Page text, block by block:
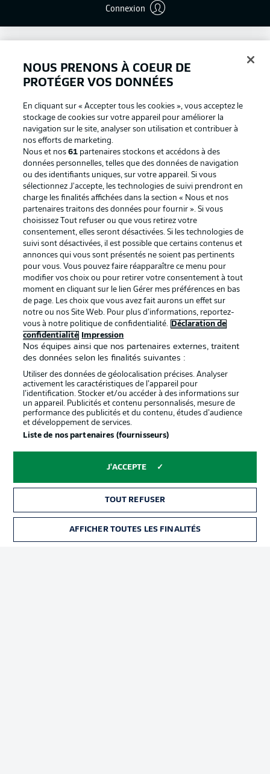
Connexion
Football as it's meant to be
BUNDESLIGA APP
Proposé par
services
Mentions Légales Gérer mes préférences
Diffuseurs
Travaux Contact
NOUS PRENONS À COEUR DE
PROTÉGER VOS DONNÉES
En cliquant sur « Accepter tous les cookies », vous acceptez le
stockage de cookies sur votre appareil pour améliorer la
navigation sur le site, analyser son utilisation et contribuer à
nos efforts de marketing.
Nous et nos61 partenaires stockons et accédons à des
données personnelles, telles que des données de navigation
ou des identifiants uniques, sur votre appareil. Si vous
sélectionnez J'accepte, les technologies de suivi prendront en
charge les finalités affichées dans la section « Nous et nos
partenaires traitons des données pour fournir ». Si vous
choisissez Tout refuser ou que vous retirez votre
consentement, elles seront désactivées. Si les technologies de
suivi sont désactivées, il est possible que certains contenus et
annonces qui vous sont présentés ne soient pas pertinents
pour vous. Vous pouvez faire réapparaître ce menu pour
modifier vos choix ou pour retirer votre consentement à tout
moment en cliquant sur le lien Gérer mes préférences en bas
de page. Les choix que vous avez fait aurons un effet sur
notre ou nos Site Web. Pour plus d’informations, reportez-
vous à notre politique de confidentialité.
Déclaration de
confidentialité
Impression
Nos équipes ainsi que nos partenaires externes, traitent
des données selon les finalités suivantes :
Utiliser des données de géolocalisation précises. Analyser
activement les caractéristiques de l’appareil pour
l’identification. Stocker et/ou accéder à des informations sur
un appareil. Publicités et contenu personnalisés, mesure de
performance des publicités et du contenu, études d’audience
et développement de services.
Liste de nos partenaires (fournisseurs)
J'ACCEPTE
TOUT REFUSER
AFFICHER TOUTES LES FINALITÉS